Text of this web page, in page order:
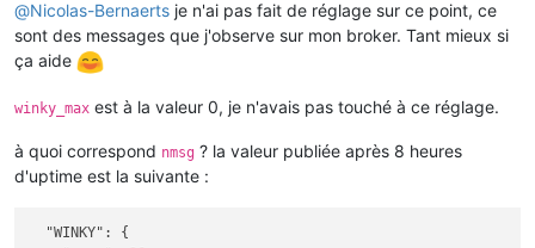
@Nicolas-Bernaerts je n'ai pas fait de réglage sur ce point, ce
sont des messages que j'observe sur mon broker. Tant mieux si
ça aide
winky_max est à la valeur 0, je n'avais pas touché à ce réglage.
à quoi correspond nmsg ? la valeur publiée après 8 heures
d'uptime est la suivante :
"WINKY":
{